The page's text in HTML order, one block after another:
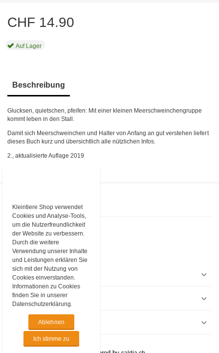
CHF 14.90
Auf Lager
Beschreibung
Glucksen, quietschen, pfeifen: Mit einer kleinen Meerschweinchengruppe
kommt leben in den Stall.
Damit sich Meerschweinchen und Halter von Anfang an gut verstehen liefert
dieses Buch kurz und übersichtlich alle nützlichen Infos.
2., aktualisierte Auflage 2019
KONTAKT
Kleintiere Schweiz
Industriestrasse 9
3362 Niederönz
Telefon+4162 552 94 65
E-Mail shop@kleintiere-schweiz.ch
EINKAUFEN
INFORMATIONEN
RECHTLICHES
Kleintiere Shop verwendet
Cookies und Analyse-Tools,
um die Nutzerfreundlichkeit
der Website zu verbessern.
Durch die weitere
Verwendung unserer Inhalte
und Leistungen erklären Sie
sich mit der Nutzung von
Cookies einverstanden.
Informationen zu Cookies
finden Sie in unserer
Datenschutzerklärung.
Ablehnen
Ich stimme zu